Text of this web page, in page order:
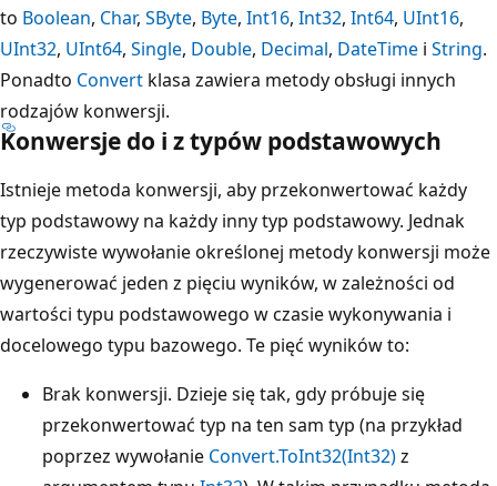
to Boolean, Char, SByte, Byte, Int16, Int32, Int64, UInt16,
UInt32, UInt64, Single, Double, Decimal, DateTime i String.
Ponadto Convert klasa zawiera metody obsługi innych
rodzajów konwersji.
Konwersje do i z typów podstawowych
Istnieje metoda konwersji, aby przekonwertować każdy
typ podstawowy na każdy inny typ podstawowy. Jednak
rzeczywiste wywołanie określonej metody konwersji może
wygenerować jeden z pięciu wyników, w zależności od
wartości typu podstawowego w czasie wykonywania i
docelowego typu bazowego. Te pięć wyników to:
Brak konwersji. Dzieje się tak, gdy próbuje się
przekonwertować typ na ten sam typ (na przykład
poprzez wywołanie Convert.ToInt32(Int32)z